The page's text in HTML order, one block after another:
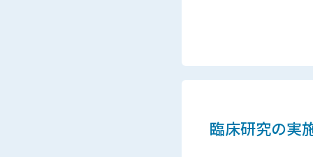
臨床研究の実